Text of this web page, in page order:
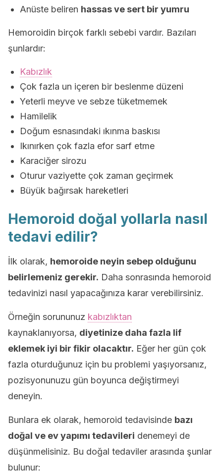
Anüste beliren hassas ve sert bir yumru
Hemoroidin birçok farklı sebebi vardır. Bazıları
şunlardır:
Kabızlık
Çok fazla un içeren bir beslenme düzeni
Yeterli meyve ve sebze tüketmemek
Hamilelik
Doğum esnasındaki ıkınma baskısı
Ikınırken çok fazla efor sarf etme
Karaciğer sirozu
Oturur vaziyette çok zaman geçirmek
Büyük bağırsak hareketleri
Hemoroid doğal yollarla nasıl
tedavi edilir?
İlk olarak, hemoroide neyin sebep olduğunu
belirlemeniz gerekir. Daha sonrasında hemoroid
tedavinizi nasıl yapacağınıza karar verebilirsiniz.
Örneğin sorununuz kabızlıktan
kaynaklanıyorsa, diyetinize daha fazla lif
eklemek iyi bir fikir olacaktır. Eğer her gün çok
fazla oturduğunuz için bu problemi yaşıyorsanız,
pozisyonunuzu gün boyunca değiştirmeyi
deneyin.
Bunlara ek olarak, hemoroid tedavisinde bazı
doğal ve ev yapımı tedavileri denemeyi de
düşünmelisiniz. Bu doğal tedaviler arasında şunlar
bulunur: